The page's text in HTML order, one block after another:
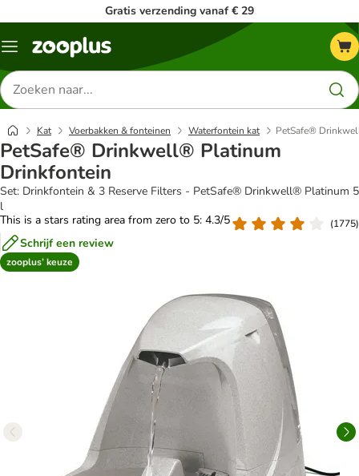
Gratis verzending vanaf € 29
Menu
Zoeken
naar
producten
Kat Voerbakken & fonteinen Waterfontein kat PetSafe®
PetSafe® Drinkwell® Platinum
Drinkfontein
Set: Drinkfontein & 3 Reserve Filters - PetSafe® Drinkwell® Platinum 5
l
This is a stars rating area from zero to 5: 4.3/5
(1775)
Schrijf een review
zooplus’ keuze